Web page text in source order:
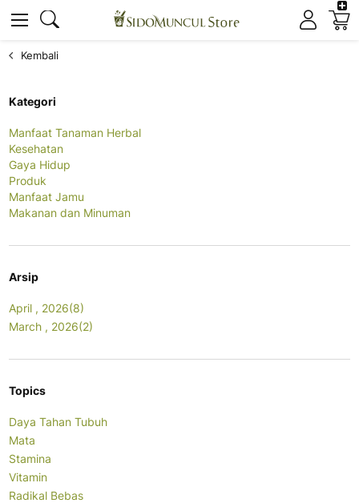
Kembali
Kategori
Manfaat Tanaman Herbal
Kesehatan
Gaya Hidup
Produk
Manfaat Jamu
Makanan dan Minuman
Arsip
April , 2026(8)
March , 2026(2)
Topics
Daya Tahan Tubuh
Mata
Stamina
Vitamin
Radikal Bebas